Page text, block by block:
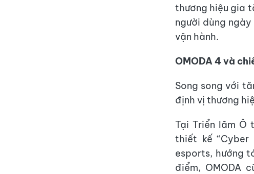
thương hiệu gia
người dùng
vận hành.
OMODA 4 và
Song song với
định vị thương
Tại Triển lãm Ô
thiết kế
esports, hướng
điểm, OMODA